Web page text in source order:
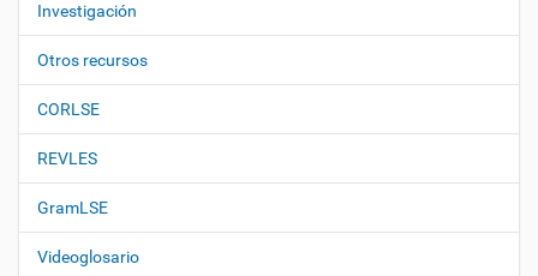
Investigación
Otros recursos
CORLSE
REVLES
GramLSE
Videoglosario